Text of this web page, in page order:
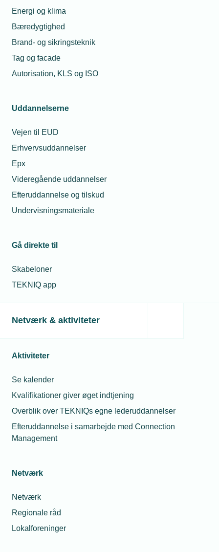
Energi og klima
Bæredygtighed
Brand- og sikringsteknik
Tag og facade
Autorisation, KLS og ISO
Uddannelserne
Vejen til EUD
Erhvervsuddannelser
Epx
Videregående uddannelser
Efteruddannelse og tilskud
Undervisningsmateriale
Gå direkte til
Skabeloner
TEKNIQ app
Netværk & aktiviteter
Aktiviteter
Se kalender
Kvalifikationer giver øget indtjening
Overblik over TEKNIQs egne lederuddannelser
Efteruddannelse i samarbejde med Connection
Management
Netværk
Netværk
Regionale råd
Lokalforeninger